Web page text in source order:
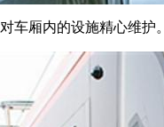
对车厢内的设施精心维护。